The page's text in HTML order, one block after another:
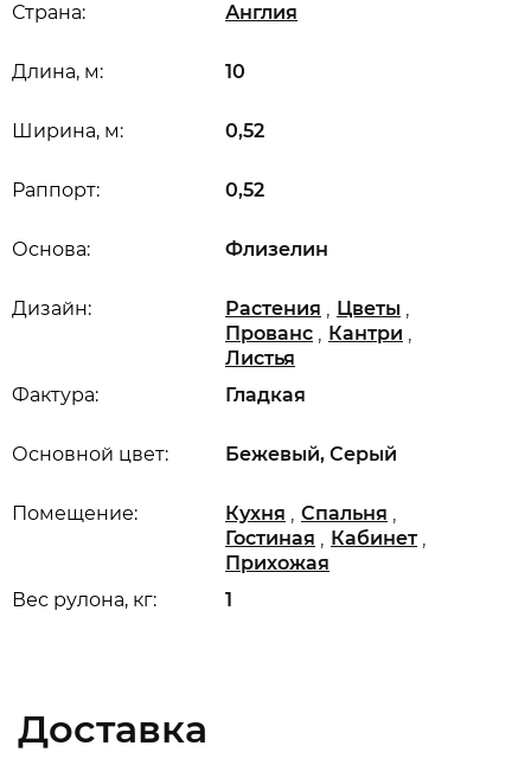
Длина, м: 10
Ширина, м: 0,52
Вес рулона, кг: 1
Раппорт: 0,52
Основной цвет: Бежевый, Серый
Дизайн: Растения , Цветы ,
Прованс , Кантри ,
Листья
Основа: Флизелин
Помещение: Кухня , Спальня ,
Гостиная , Кабинет ,
Прихожая
Страна: Англия
Фактура: Гладкая
Доставка